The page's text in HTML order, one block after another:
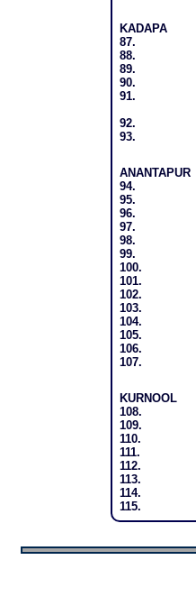
KADAPA
87.
88.
89.
90.
91.
92.
93.
ANANTAPUR
94.
95.
96.
97.
98.
99.
100.
101.
102.
103.
104.
105.
106.
107.
KURNOOL
108.
109.
110.
111.
112.
113.
114.
115.